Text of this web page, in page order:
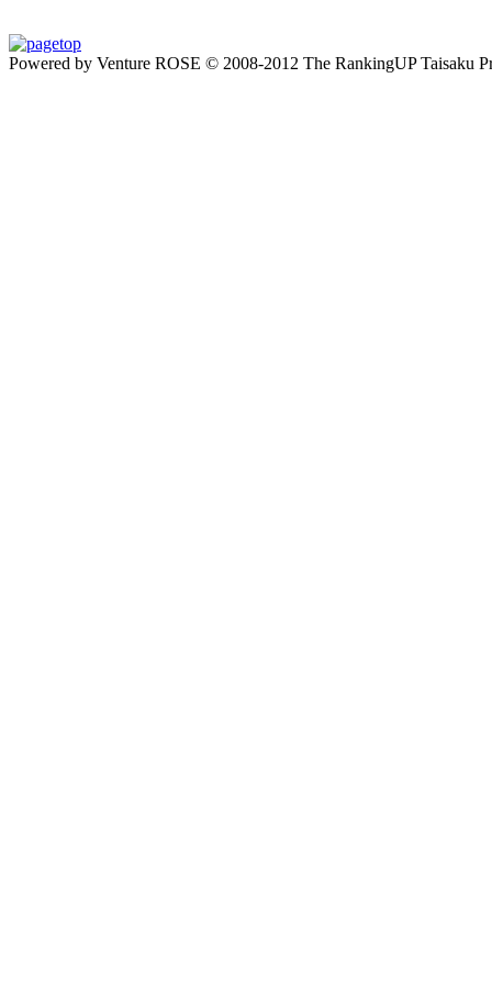
Powered by Venture ROSE © 2008-2012 The RankingUP Taisaku